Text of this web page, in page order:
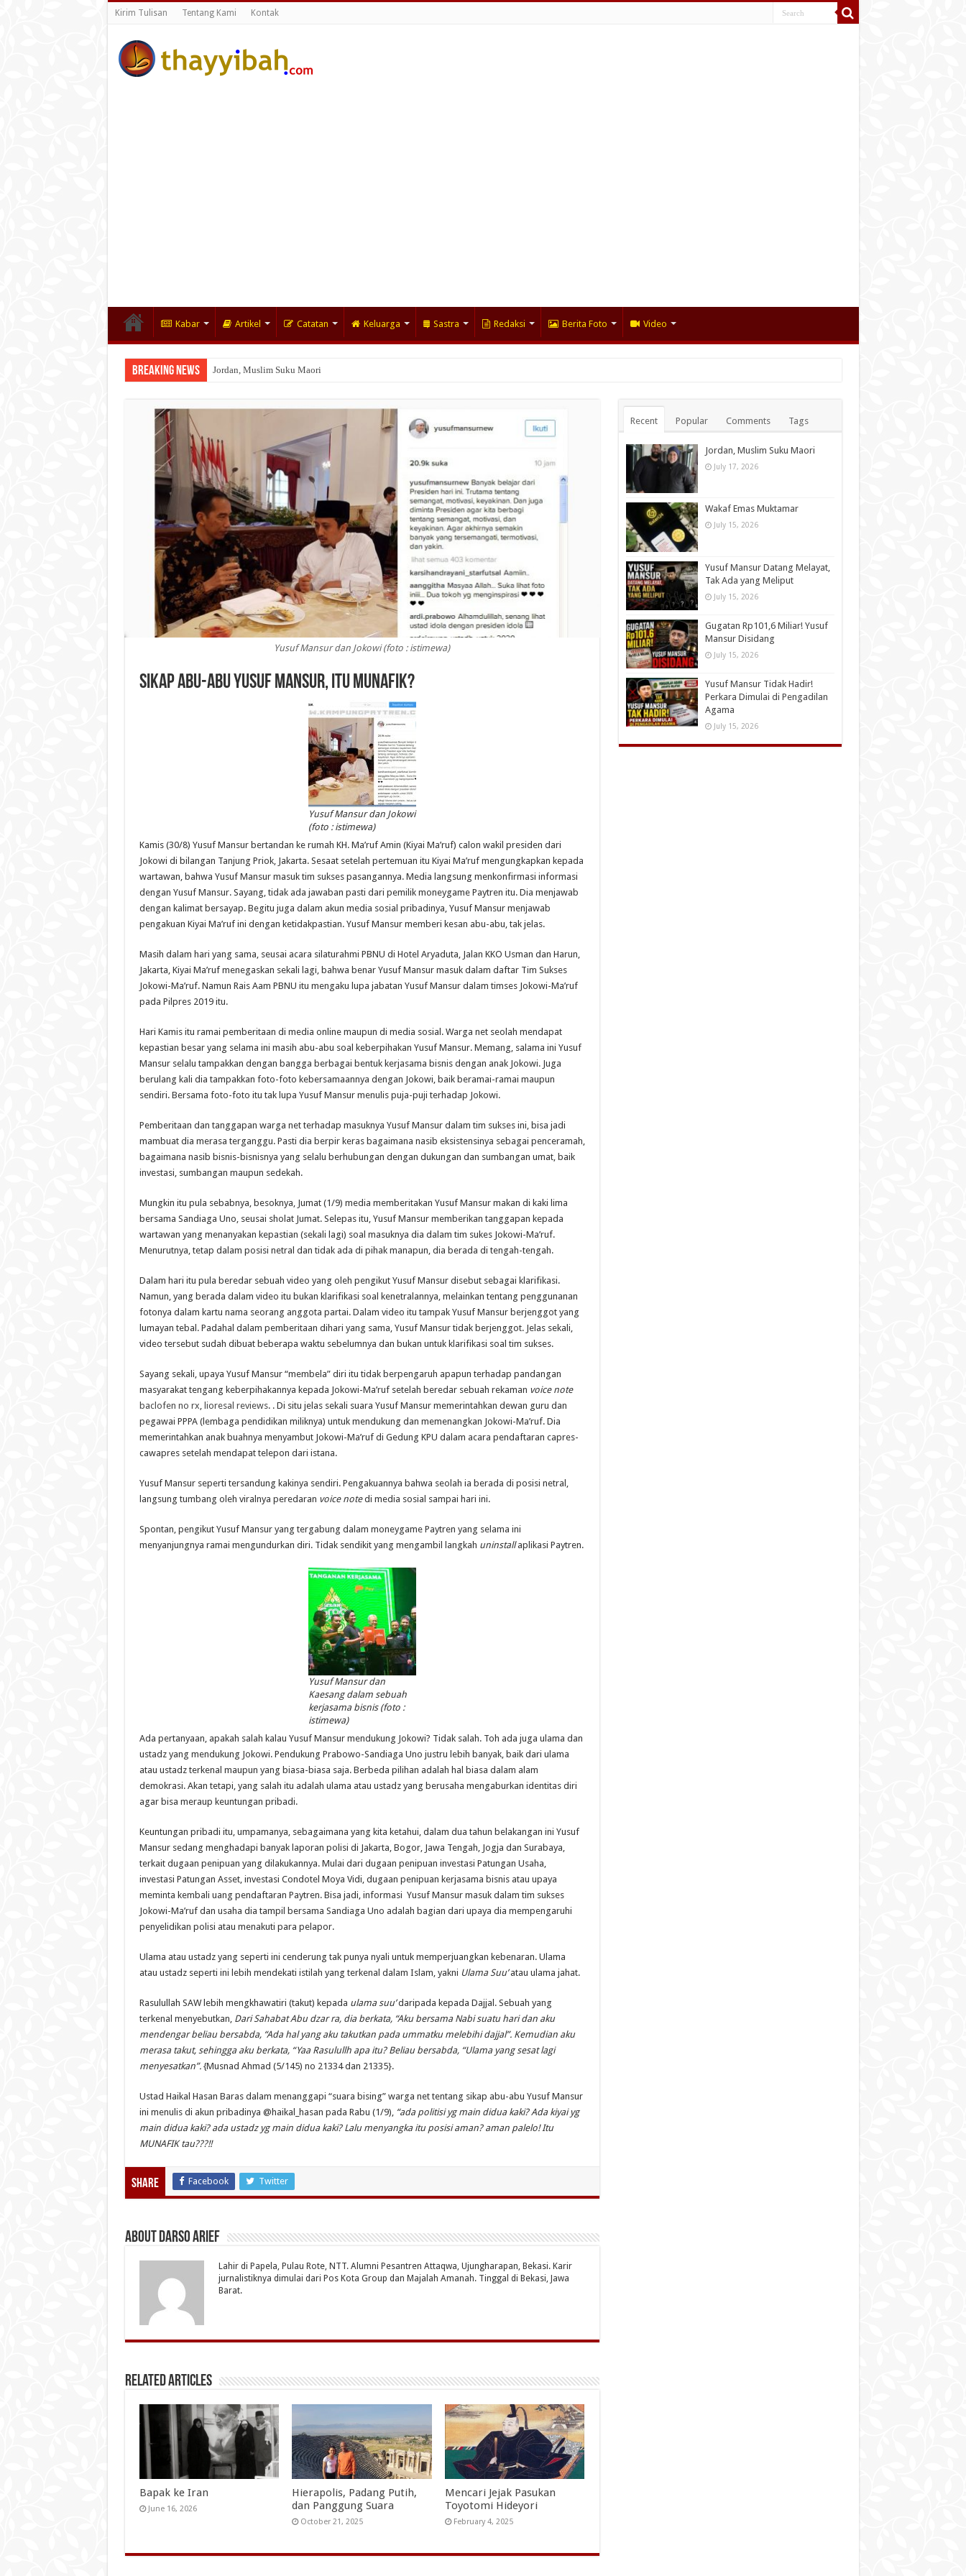
Kirim Tulisan Tentang Kami Kontak
Kabar Artikel Catatan Keluarga Sastra Redaksi Berita Foto Video
Breaking News Jordan, Muslim Suku Maori
Wakaf Emas Muktamar
Yusuf Mansur dan Jokowi (foto : istimewa)
Sikap Abu-abu Yusuf Mansur, Itu Munafik?
Yusuf Mansur dan Jokowi
(foto : istimewa)
Kamis (30/8) Yusuf Mansur bertandan ke rumah KH. Ma’ruf Amin (Kiyai Ma’ruf) calon wakil presiden dari
Jokowi di bilangan Tanjung Priok, Jakarta. Sesaat setelah pertemuan itu Kiyai Ma’ruf mengungkapkan kepada
wartawan, bahwa Yusuf Mansur masuk tim sukses pasangannya. Media langsung menkonfirmasi informasi
dengan Yusuf Mansur. Sayang, tidak ada jawaban pasti dari pemilik moneygame Paytren itu. Dia menjawab
dengan kalimat bersayap. Begitu juga dalam akun media sosial pribadinya, Yusuf Mansur menjawab
pengakuan Kiyai Ma’ruf ini dengan ketidakpastian. Yusuf Mansur memberi kesan abu-abu, tak jelas.
Masih dalam hari yang sama, seusai acara silaturahmi PBNU di Hotel Aryaduta, Jalan KKO Usman dan Harun,
Jakarta, Kiyai Ma’ruf menegaskan sekali lagi, bahwa benar Yusuf Mansur masuk dalam daftar Tim Sukses
Jokowi-Ma’ruf. Namun Rais Aam PBNU itu mengaku lupa jabatan Yusuf Mansur dalam timses Jokowi-Ma’ruf
pada Pilpres 2019 itu.
Hari Kamis itu ramai pemberitaan di media online maupun di media sosial. Warga net seolah mendapat
kepastian besar yang selama ini masih abu-abu soal keberpihakan Yusuf Mansur. Memang, salama ini Yusuf
Mansur selalu tampakkan dengan bangga berbagai bentuk kerjasama bisnis dengan anak Jokowi. Juga
berulang kali dia tampakkan foto-foto kebersamaannya dengan Jokowi, baik beramai-ramai maupun
sendiri. Bersama foto-foto itu tak lupa Yusuf Mansur menulis puja-puji terhadap Jokowi.
Pemberitaan dan tanggapan warga net terhadap masuknya Yusuf Mansur dalam tim sukses ini, bisa jadi
mambuat dia merasa terganggu. Pasti dia berpir keras bagaimana nasib eksistensinya sebagai penceramah,
bagaimana nasib bisnis-bisnisnya yang selalu berhubungan dengan dukungan dan sumbangan umat, baik
investasi, sumbangan maupun sedekah.
Mungkin itu pula sebabnya, besoknya, Jumat (1/9) media memberitakan Yusuf Mansur makan di kaki lima
bersama Sandiaga Uno, seusai sholat Jumat. Selepas itu, Yusuf Mansur memberikan tanggapan kepada
wartawan yang menanyakan kepastian (sekali lagi) soal masuknya dia dalam tim sukes Jokowi-Ma’ruf.
Menurutnya, tetap dalam posisi netral dan tidak ada di pihak manapun, dia berada di tengah-tengah.
Dalam hari itu pula beredar sebuah video yang oleh pengikut Yusuf Mansur disebut sebagai klarifikasi.
Namun, yang berada dalam video itu bukan klarifikasi soal kenetralannya, melainkan tentang penggunanan
fotonya dalam kartu nama seorang anggota partai. Dalam video itu tampak Yusuf Mansur berjenggot yang
lumayan tebal. Padahal dalam pemberitaan dihari yang sama, Yusuf Mansur tidak berjenggot. Jelas sekali,
video tersebut sudah dibuat beberapa waktu sebelumnya dan bukan untuk klarifikasi soal tim sukses.
Sayang sekali, upaya Yusuf Mansur “membela” diri itu tidak berpengaruh apapun terhadap pandangan
masyarakat tengang keberpihakannya kepada Jokowi-Ma’ruf setelah beredar sebuah rekaman voice note
baclofen no rx, lioresal reviews. . Di situ jelas sekali suara Yusuf Mansur memerintahkan dewan guru dan
pegawai PPPA (lembaga pendidikan miliknya) untuk mendukung dan memenangkan Jokowi-Ma’ruf. Dia
memerintahkan anak buahnya menyambut Jokowi-Ma’ruf di Gedung KPU dalam acara pendaftaran capres-
cawapres setelah mendapat telepon dari istana.
Yusuf Mansur seperti tersandung kakinya sendiri. Pengakuannya bahwa seolah ia berada di posisi netral,
langsung tumbang oleh viralnya peredaran voice notedi media sosial sampai hari ini.
Spontan, pengikut Yusuf Mansur yang tergabung dalam moneygame Paytren yang selama ini
menyanjungnya ramai mengundurkan diri. Tidak sendikit yang mengambil langkah uninstallaplikasi Paytren.
Yusuf Mansur dan
Kaesang dalam sebuah
kerjasama bisnis (foto :
istimewa)
Ada pertanyaan, apakah salah kalau Yusuf Mansur mendukung Jokowi? Tidak salah. Toh ada juga ulama dan
ustadz yang mendukung Jokowi. Pendukung Prabowo-Sandiaga Uno justru lebih banyak, baik dari ulama
atau ustadz terkenal maupun yang biasa-biasa saja. Berbeda pilihan adalah hal biasa dalam alam
demokrasi. Akan tetapi, yang salah itu adalah ulama atau ustadz yang berusaha mengaburkan identitas diri
agar bisa meraup keuntungan pribadi.
Keuntungan pribadi itu, umpamanya, sebagaimana yang kita ketahui, dalam dua tahun belakangan ini Yusuf
Mansur sedang menghadapi banyak laporan polisi di Jakarta, Bogor, Jawa Tengah, Jogja dan Surabaya,
terkait dugaan penipuan yang dilakukannya. Mulai dari dugaan penipuan investasi Patungan Usaha,
investasi Patungan Asset, investasi Condotel Moya Vidi, dugaan penipuan kerjasama bisnis atau upaya
meminta kembali uang pendaftaran Paytren. Bisa jadi, informasi Yusuf Mansur masuk dalam tim sukses
Jokowi-Ma’ruf dan usaha dia tampil bersama Sandiaga Uno adalah bagian dari upaya dia mempengaruhi
penyelidikan polisi atau menakuti para pelapor.
Ulama atau ustadz yang seperti ini cenderung tak punya nyali untuk memperjuangkan kebenaran. Ulama
atau ustadz seperti ini lebih mendekati istilah yang terkenal dalam Islam, yakni Ulama Suu’atau ulama jahat.
Rasulullah SAW lebih mengkhawatiri (takut) kepada ulama suu’daripada kepada Dajjal. Sebuah yang
terkenal menyebutkan, Dari Sahabat Abu dzar ra, dia berkata, “Aku bersama Nabi suatu hari dan aku
mendengar beliau bersabda, “Ada hal yang aku takutkan pada ummatku melebihi dajjal”. Kemudian aku
merasa takut, sehingga aku berkata, “Yaa Rasulullh apa itu? Beliau bersabda, “Ulama yang sesat lagi
menyesatkan”.{Musnad Ahmad (5/145) no 21334 dan 21335}.
Ustad Haikal Hasan Baras dalam menanggapi “suara bising” warga net tentang sikap abu-abu Yusuf Mansur
ini menulis di akun pribadinya @haikal_hasan pada Rabu (1/9),“ada politisi yg main didua kaki? Ada kiyai yg
main didua kaki? ada ustadz yg main didua kaki? Lalu menyangka itu posisi aman? aman palelo! Itu
MUNAFIK tau???!!
Share Facebook Twitter
About Darso Arief
Lahir di Papela, Pulau Rote, NTT. Alumni Pesantren Attaqwa, Ujungharapan, Bekasi. Karir
jurnalistiknya dimulai dari Pos Kota Group dan Majalah Amanah. Tinggal di Bekasi, Jawa
Barat.
Related Articles
Bapak ke Iran
June 16, 2026
Hierapolis, Padang Putih,
dan Panggung Suara
October 21, 2025
Mencari Jejak Pasukan
Toyotomi Hideyori
February 4, 2025
Recent Popular Comments Tags
Jordan, Muslim Suku Maori
July 17, 2026
Wakaf Emas Muktamar
July 15, 2026
Yusuf Mansur Datang Melayat,
Tak Ada yang Meliput
July 15, 2026
Gugatan Rp101,6 Miliar! Yusuf
Mansur Disidang
July 15, 2026
Yusuf Mansur Tidak Hadir!
Perkara Dimulai di Pengadilan
Agama
July 15, 2026